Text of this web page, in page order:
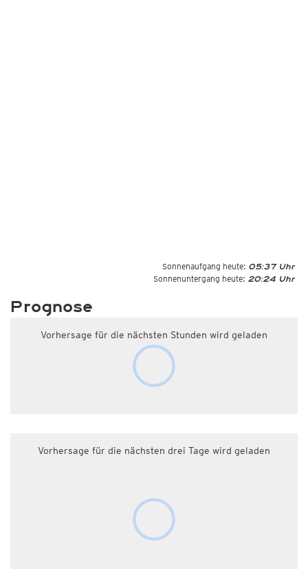
Sonnenaufgang heute: 05:37 Uhr
Sonnenuntergang heute: 20:24 Uhr
Prognose
Vorhersage für die nächsten Stunden wird geladen
Vorhersage für die nächsten drei Tage wird geladen